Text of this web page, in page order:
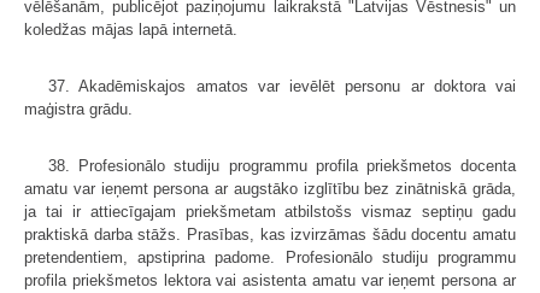
vēlēšanām, publicējot paziņojumu laikrakstā "Latvijas Vēstnesis" un
koledžas mājas lapā internetā.
37. Akadēmiskajos amatos var ievēlēt personu ar doktora vai
maģistra grādu.
38. Profesionālo studiju programmu profila priekšmetos docenta
amatu var ieņemt persona ar augstāko izglītību bez zinātniskā grāda,
ja tai ir attiecīgajam priekšmetam atbilstošs vismaz septiņu gadu
praktiskā darba stāžs. Prasības, kas izvirzāmas šādu docentu amatu
pretendentiem, apstiprina padome. Profesionālo studiju programmu
profila priekšmetos lektora vai asistenta amatu var ieņemt persona ar